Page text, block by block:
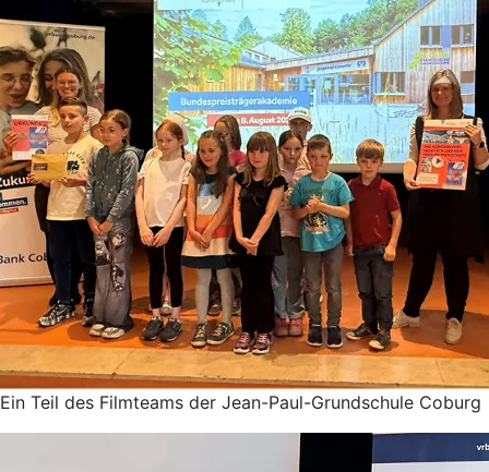
Ein Teil des Filmteams der Jean-Paul-Grundschule Coburg